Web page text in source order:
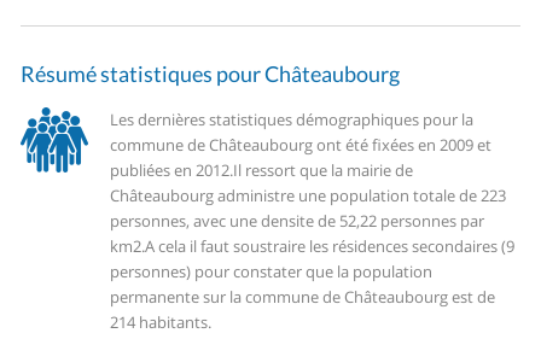
Résumé statistiques pour Châteaubourg
Les dernières statistiques démographiques pour la
commune de Châteaubourg ont été fixées en 2009 et
publiées en 2012.Il ressort que la mairie de
Châteaubourg administre une population totale de 223
personnes, avec une densite de 52,22 personnes par
km2.A cela il faut soustraire les résidences secondaires (9
personnes) pour constater que la population
permanente sur la commune de Châteaubourg est de
214 habitants.